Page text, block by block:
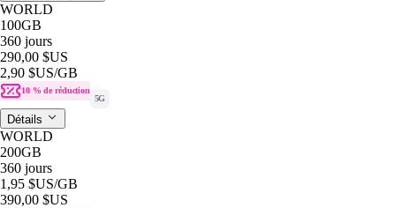
WORLD
100GB
360 jours
290,00 $US
2,90 $US/GB
10 % de réduction
5G
Détails
WORLD
200GB
360 jours
1,95 $US/GB
390,00 $US